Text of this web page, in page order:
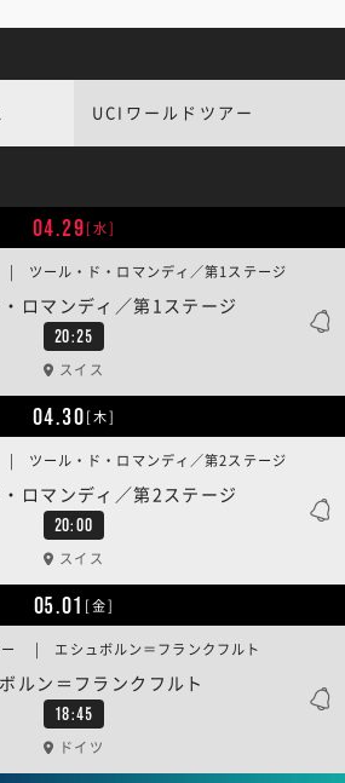
UCIワールドツアー
04.29[水]
20:25
ロマンディ／第1ステージ
ツール・ド・ロマンディ／第1ステージ
スイス
04.30[木]
20:00
ロマンディ／第2ステージ
ツール・ド・ロマンディ／第2ステージ
スイス
05.01 [金]
18:45
ルン＝フランクフルト
ー | エシュボルン＝フランクフルト
ドイツ